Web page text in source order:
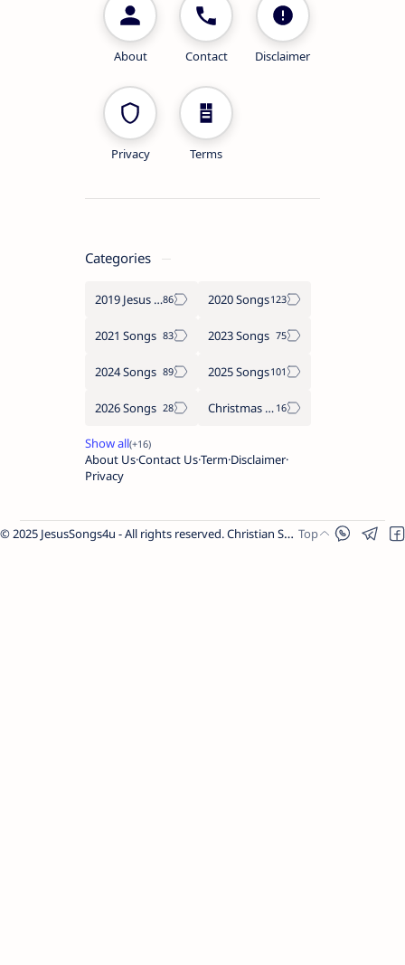
About Contact Disclaimer
Privacy Terms
Categories
2019 Jesus songs 2020 Songs
2021 Songs 2023 Songs
2024 Songs 2025 Songs
2026 Songs Christmas Songs
About UsContact UsTerm Disclaimer
Privacy
© 2025 JesusSongs4u - All rights reserved. Christian Songs | Bible-based Lyrics | Worship Music.